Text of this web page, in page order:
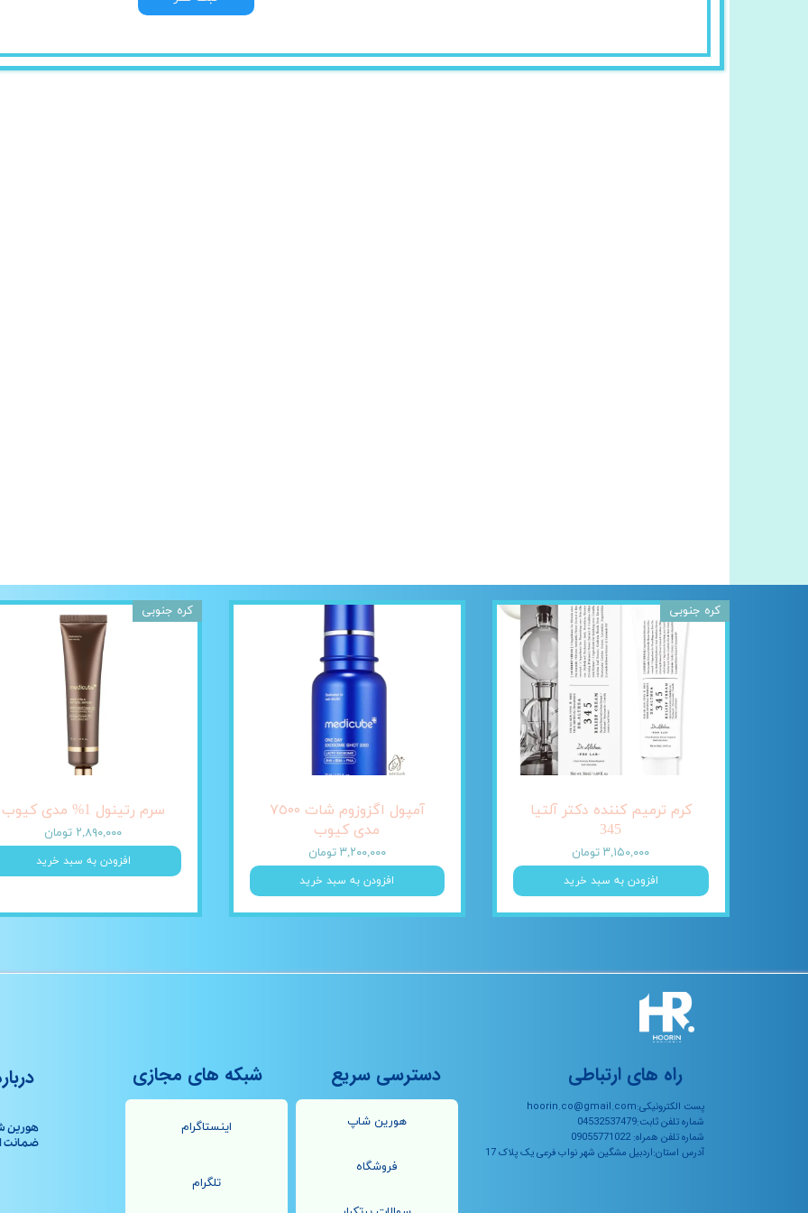
کرم ترمیم کننده دکتر آلتیا
345
۳,۱۵۰,۰۰۰ تومان
افزودن به سبد خرید
کره جنوبی
آمپول اگزوزوم شات ٧٥٠٠
مدی کیوب
۳,۲۰۰,۰۰۰ تومان
افزودن به سبد خرید
سرم رتینول 1% مدی کیوب
۲,۸۹۰,۰۰۰ تومان
افزودن به سبد خرید
کره جنوبی
پست الکترونیکی:hoorin.co@gmail.com
شماره تلفن ثابت:04532537479
شماره تلفن همراه: 09055771022
آدرس استان:اردبیل مشگین شهر نواب فرعی یک پلاک 17
راه های ارتباطی
هورین شاپ
فروشگاه
دسترسی سریع
اینستاگرام
تلگرام
شبکه های مجازی
هورین
ضمانت